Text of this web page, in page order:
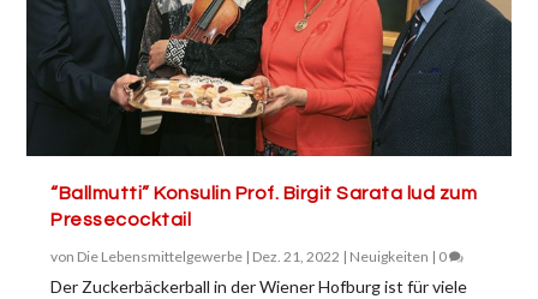
“Ballmutti” Konsulin Prof. Birgit Sarata lud zum
Pressecocktail
von Die Lebensmittelgewerbe | Dez. 21, 2022 | Neuigkeiten | 0
Der Zuckerbäckerball in der Wiener Hofburg ist für viele